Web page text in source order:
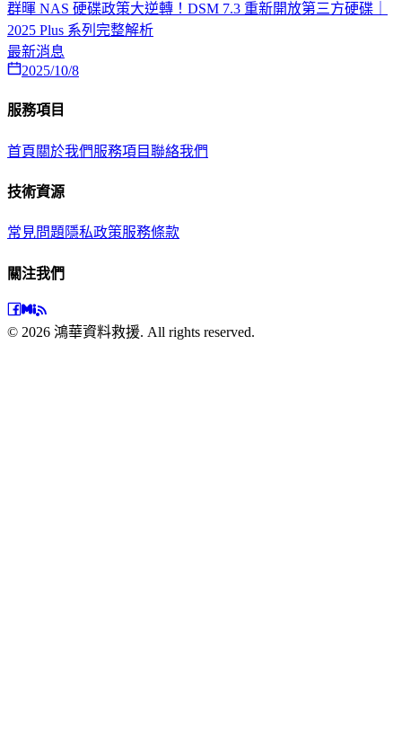
群暉 NAS 硬碟政策大逆轉！DSM 7.3 重新開放第三方硬碟｜
2025 Plus 系列完整解析
最新消息
2025/10/8
服務項目
首頁 關於我們服務項目聯絡我們
技術資源
常見問題隱私政策服務條款
關注我們
© 2026 鴻華資料救援. All rights reserved.